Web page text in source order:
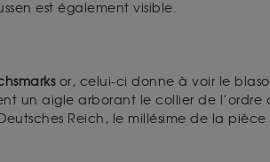
est également visible.
or, celui-ci donne à voir le
un aigle arborant le collier de l’ordre
Reich, le millésime de la pièce